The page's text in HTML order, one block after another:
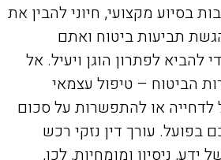
בסיוע מקצועי, חיוני להבין את
תביעות ביטוח ואתם
להביא לפתרון הוגן ויעיל. אל
הביטוח – טיפול עצמאי
לדחייה או להתפשרות על סכום
בפועל. עורך דין נזקי רכש
ניסיון ומומחיות, לכן,